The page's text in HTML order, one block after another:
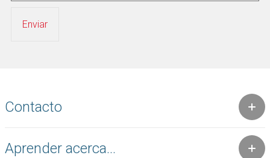
Contacto
Aprender acerca...